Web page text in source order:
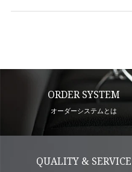
ORDER SYSTEM
オーダーシステムとは
QUALITY & SERVICE